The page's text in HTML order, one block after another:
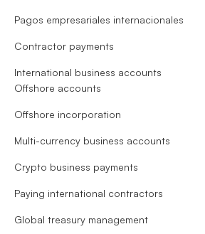
Pagos empresariales internacionales
Contractor payments
International business accounts
Offshore accounts
Offshore incorporation
Multi-currency business accounts
Crypto business payments
Paying international contractors
Global treasury management